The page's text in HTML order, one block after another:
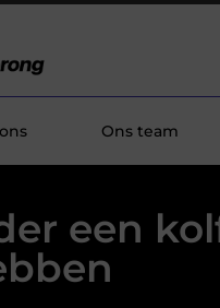
Ons team
een